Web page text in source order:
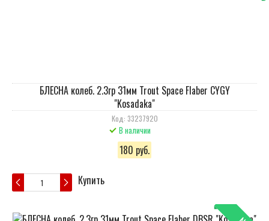
БЛЕСНА колеб. 2.3гр 31мм Trout Space Flaber CYGY
"Kosadaka"
Код: 33237920
В наличии
180 руб.
Купить